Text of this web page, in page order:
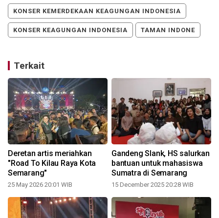
KONSER KEMERDEKAAN KEAGUNGAN INDONESIA
KONSER KEAGUNGAN INDONESIA TAMAN INDONE
Terkait
Deretan artis meriahkan
"Road To Kilau Raya Kota
Semarang"
25 May 2026 20:01 WIB
Gandeng Slank, HS salurkan
bantuan untuk mahasiswa
Sumatra di Semarang
15 December 2025 20:28 WIB